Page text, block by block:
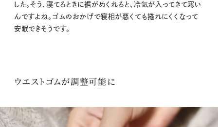
した。そう、寝てるときに裾がめくれると、冷気が入ってきて寒い
んですよね。ゴムのおかげで寝相が悪くても捲れにくくなって
安眠できそうです。
ウエストゴムが調整可能に